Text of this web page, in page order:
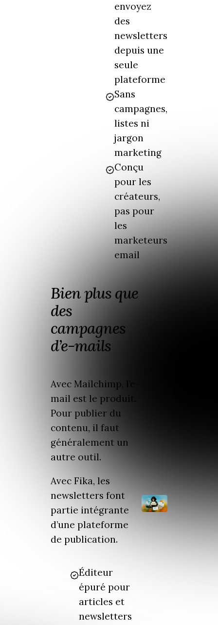
envoyez
des
newsletters
depuis une
seule
plateforme
Sans
campagnes,
listes ni
jargon
marketing
Conçu
pour les
créateurs,
pas pour
les
marketeurs
email
Bien plus que
des
campagnes
d’e-mails
Avec Mailchimp, l’e-
mail est le produit.
Pour publier du
contenu, il faut
généralement un
autre outil.
Avec Fika, les
newsletters font
partie intégrante
d’une plateforme
de publication.
Éditeur
épuré pour
articles et
newsletters